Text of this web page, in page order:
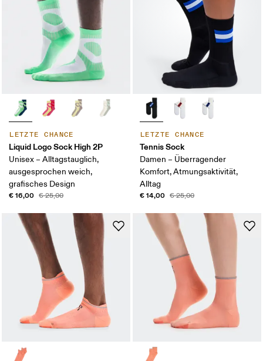
LETZTE CHANCE
Liquid Logo Sock High 2P
Unisex – Alltagstauglich,
ausgesprochen weich,
grafisches Design
€ 16,00 € 25,00
LETZTE CHANCE
Tennis Sock
Damen – Überragender
Komfort, Atmungsaktivität,
Alltag
€ 14,00 € 25,00